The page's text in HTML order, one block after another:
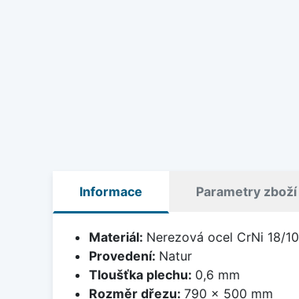
Informace Parametry zboží
Materiál: Nerezová ocel CrNi 18/10
Provedení: Natur
Tloušťka plechu: 0,6 mm
Rozměr dřezu: 790 x 500 mm